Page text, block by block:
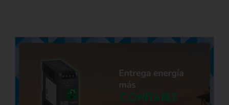
Fonts d'alimentació per a ús industrial
Modicon ABL